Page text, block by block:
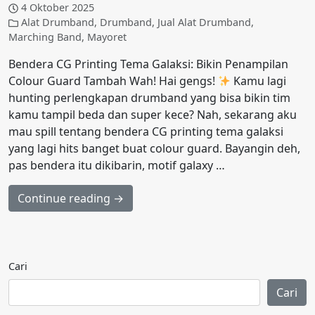
4 Oktober 2025
Alat Drumband, Drumband, Jual Alat Drumband,
Marching Band, Mayoret
Bendera CG Printing Tema Galaksi: Bikin Penampilan
Colour Guard Tambah Wah! Hai gengs!
Kamu lagi
hunting perlengkapan drumband yang bisa bikin tim
kamu tampil beda dan super kece? Nah, sekarang aku
mau spill tentang bendera CG printing tema galaksi
yang lagi hits banget buat colour guard. Bayangin deh,
pas bendera itu dikibarin, motif galaxy …
Continue reading →
Cari
Cari